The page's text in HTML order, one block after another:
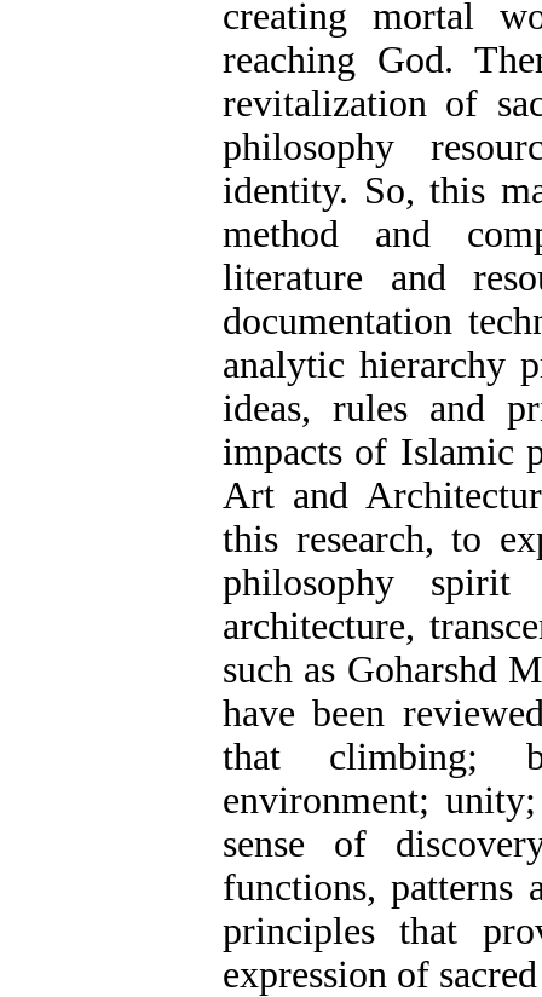
creating mortal
reaching God.
revitalization of
philosophy
identity. So, this
method and
literature and
documentation
analytic hierarchy
ideas, rules and
impacts of Islamic
Art and
this research, to
philosophy
architecture,
such as Goharshd
have been
that climbing;
environment;
sense of
functions, patterns
principles that
expression of